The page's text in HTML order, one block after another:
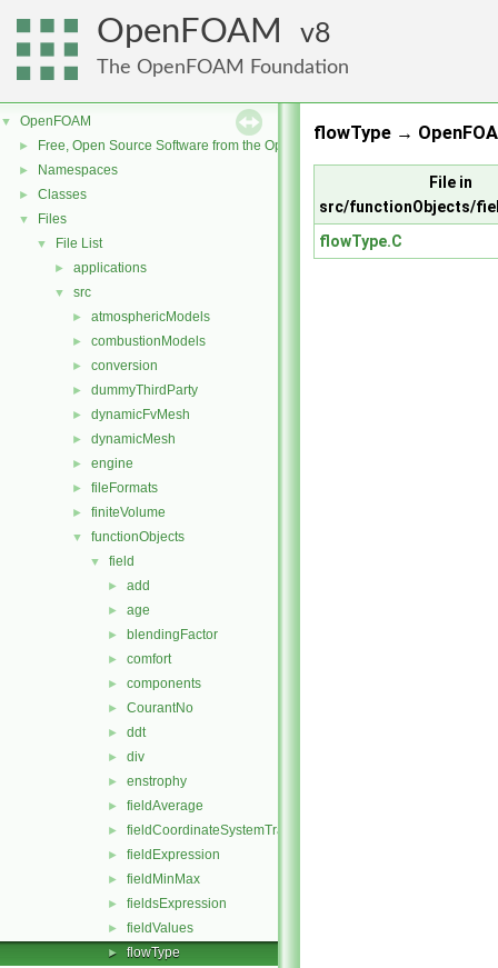
OpenFOAM 8
The OpenFOAM Foundation
▼ OpenFOAM
► Free, Open Source Software from the OpenFOAM Foundation
► Namespaces
► Classes
▼ Files
▼ File List
► applications
▼ src
► atmosphericModels
► combustionModels
► conversion
► dummyThirdParty
► dynamicFvMesh
► dynamicMesh
► engine
► fileFormats
► finiteVolume
▼ functionObjects
▼ field
► add
► age
► blendingFactor
► comfort
► components
► CourantNo
► ddt
► div
► enstrophy
► fieldAverage
► fieldCoordinateSystemTransform
► fieldExpression
► fieldMinMax
► fieldsExpression
► fieldValues
► flowType
flowType →
File in
src/functionObjects/
flowType.C